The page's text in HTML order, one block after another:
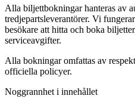
Alla biljettbokningar hanteras av
tredjepartsleverantörer. Vi
besökare att hitta och boka
serviceavgifter.
Alla bokningar omfattas av
officiella policyer.
Noggrannhet i innehållet